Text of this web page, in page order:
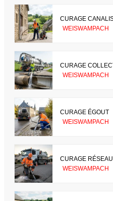
CURAGE
WEISWAMPACH
CURAGE
WEISWAMPACH
CURAGE ÉGOUT
WEISWAMPACH
CURAGE
WEISWAMPACH